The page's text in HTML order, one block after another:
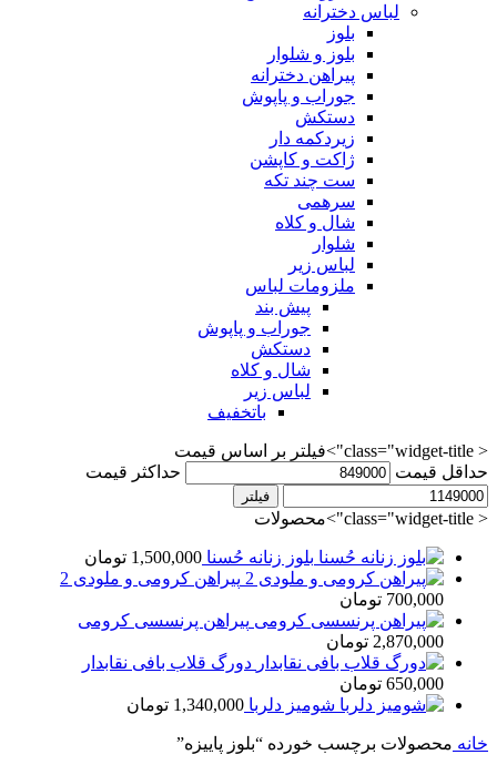
لباس دخترانه
بلوز
بلوز و شلوار
پیراهن دخترانه
جوراب و پاپوش
دستکش
زیردکمه دار
ژاکت و کاپشن
ست چند تکه
سرهمی
شال و کلاه
شلوار
لباس زیر
ملزومات لباس
پیش بند
جوراب و پاپوش
دستکش
شال و کلاه
لباس زیر
باتخفیف
< class="widget-title">فیلتر بر اساس قیمت
حداقل قیمت
حداکثر قیمت
فیلتر
< class="widget-title">محصولات
بلوز زنانه حُسنا 1,500,000 تومان
پیراهن کرومی و ملودی 2
700,000 تومان
پیراهن پرنسسی کرومی
2,870,000 تومان
دورگ قلاب بافی نقابدار
650,000 تومان
شومیز دلربا 1,340,000 تومان
خانه محصولات برچسب خورده “بلوز پاییزه”